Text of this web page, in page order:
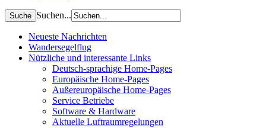
Suchen...
Neueste Nachrichten
Wandersegelflug
Nützliche und interessante Links
Deutsch-sprachige Home-Pages
Europäische Home-Pages
Außereuropäische Home-Pages
Service Betriebe
Software & Hardware
Aktuelle Luftraumregelungen